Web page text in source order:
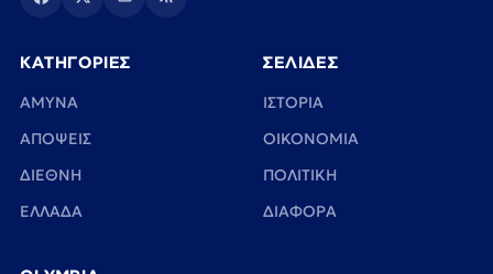
ΚΑΤΗΓΟΡΙΕΣ
ΑΜΥΝΑ
ΑΠΟΨΕΙΣ
ΔΙΕΘΝΗ
ΕΛΛΑΔΑ
ΣΕΛΙΔΕΣ
ΙΣΤΟΡΙΑ
ΟΙΚΟΝΟΜΙΑ
ΠΟΛΙΤΙΚΗ
ΔΙΑΦΟΡΑ